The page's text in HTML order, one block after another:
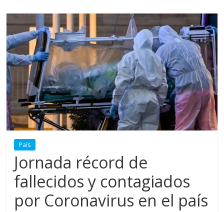
País
Jornada récord de
fallecidos y contagiados
por Coronavirus en el país